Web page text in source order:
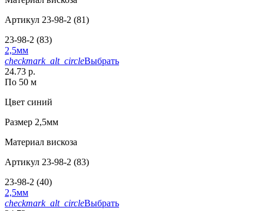
Артикул 23-98-2 (81)
23-98-2 (83)
2,5мм
checkmark_alt_circleВыбрать
24.73 р.
По 50 м
Цвет синий
Размер 2,5мм
Материал вискоза
Артикул 23-98-2 (83)
23-98-2 (40)
2,5мм
checkmark_alt_circleВыбрать